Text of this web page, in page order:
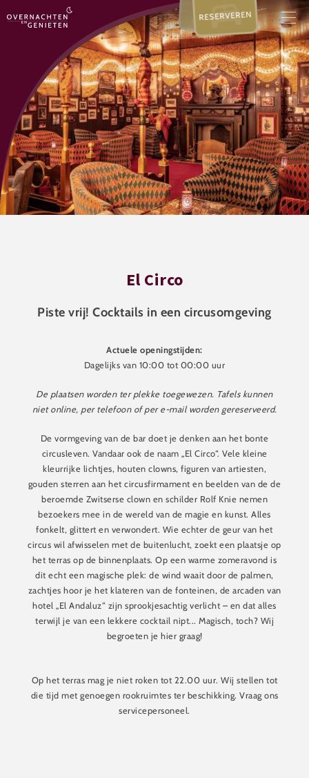
RESERVEREN
El Circo
Piste vrij! Cocktails in een circusomgeving
Actuele openingstijden:
Dagelijks van 10:00 tot 00:00 uur
De plaatsen worden ter plekke toegewezen. Tafels kunnen
niet online, per telefoon of per e-mail worden gereserveerd.
De vormgeving van de bar doet je denken aan het bonte
circusleven. Vandaar ook de naam „El Circo“. Vele kleine
kleurrijke lichtjes, houten clowns, figuren van artiesten,
gouden sterren aan het circusfirmament en beelden van de de
beroemde Zwitserse clown en schilder Rolf Knie nemen
bezoekers mee in de wereld van de magie en kunst. Alles
fonkelt, glittert en verwondert. Wie echter de geur van het
circus wil afwisselen met de buitenlucht, zoekt een plaatsje op
het terras op de binnenplaats. Op een warme zomeravond is
dit echt een magische plek: de wind waait door de palmen,
zachtjes hoor je het klateren van de fonteinen, de arcaden van
hotel „El Andaluz“ zijn sprookjesachtig verlicht – en dat alles
terwijl je van een lekkere cocktail nipt... Magisch, toch? Wij
begroeten je hier graag!
Op het terras mag je niet roken tot 22.00 uur. Wij stellen tot
die tijd met genoegen rookruimtes ter beschikking. Vraag ons
servicepersoneel.